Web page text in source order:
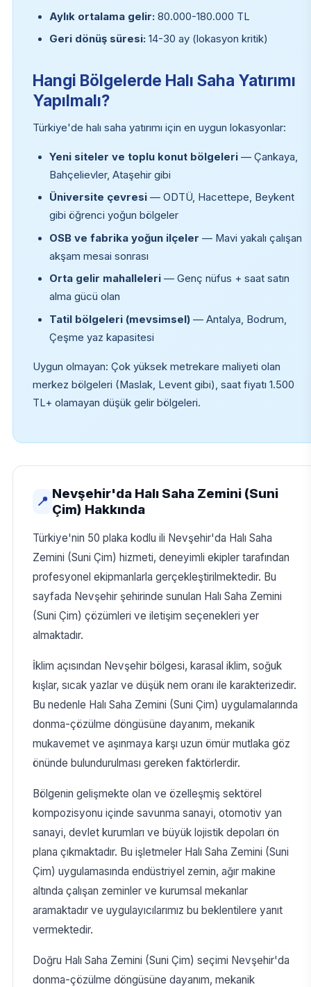
Aylık ortalama gelir: 80.000-180.000 TL
Geri dönüş süresi: 14-30 ay (lokasyon kritik)
Hangi Bölgelerde Halı Saha Yatırımı
Yapılmalı?
Türkiye'de halı saha yatırımı için en uygun lokasyonlar:
Yeni siteler ve toplu konut bölgeleri— Çankaya,
Bahçelievler, Ataşehir gibi
Üniversite çevresi— ODTÜ, Hacettepe, Beykent
gibi öğrenci yoğun bölgeler
OSB ve fabrika yoğun ilçeler — Mavi yakalı çalışan
akşam mesai sonrası
Orta gelir mahalleleri— Genç nüfus + saat satın
alma gücü olan
Tatil bölgeleri (mevsimsel)— Antalya, Bodrum,
Çeşme yaz kapasitesi
Uygun olmayan: Çok yüksek metrekare maliyeti olan
merkez bölgeleri (Maslak, Levent gibi), saat fiyatı 1.500
TL+ olamayan düşük gelir bölgeleri.
📍
Nevşehir'da Halı Saha Zemini (Suni
Çim) Hakkında
Türkiye'nin 50 plaka kodlu ili Nevşehir'da Halı Saha
Zemini (Suni Çim) hizmeti, deneyimli ekipler tarafından
profesyonel ekipmanlarla gerçekleştirilmektedir. Bu
sayfada Nevşehir şehirinde sunulan Halı Saha Zemini
(Suni Çim) çözümleri ve iletişim seçenekleri yer
almaktadır.
İklim açısından Nevşehir bölgesi, karasal iklim, soğuk
kışlar, sıcak yazlar ve düşük nem oranı ile karakterizedir.
Bu nedenle Halı Saha Zemini (Suni Çim) uygulamalarında
donma-çözülme döngüsüne dayanım, mekanik
mukavemet ve aşınmaya karşı uzun ömür mutlaka göz
önünde bulundurulması gereken faktörlerdir.
Bölgenin gelişmekte olan ve özelleşmiş sektörel
kompozisyonu içinde savunma sanayi, otomotiv yan
sanayi, devlet kurumları ve büyük lojistik depoları ön
plana çıkmaktadır. Bu işletmeler Halı Saha Zemini (Suni
Çim) uygulamasında endüstriyel zemin, ağır makine
altında çalışan zeminler ve kurumsal mekanlar
aramaktadır ve uygulayıcılarımız bu beklentilere yanıt
vermektedir.
Doğru Halı Saha Zemini (Suni Çim) seçimi Nevşehir'da
donma-çözülme döngüsüne dayanım, mekanik